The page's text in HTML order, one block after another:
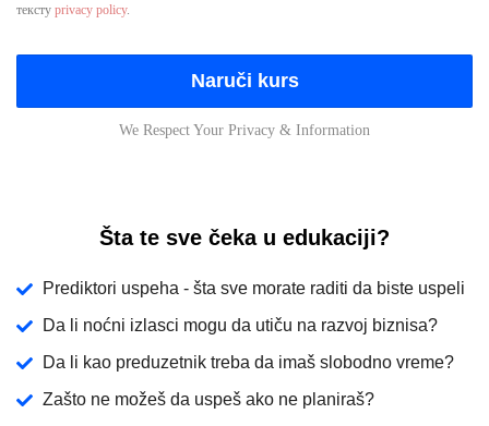
Šta te sve čeka u edukaciji?
Prediktori uspeha - šta sve morate raditi da biste uspeli
Da li noćni izlasci mogu da utiču na razvoj biznisa?
Da li kao preduzetnik treba da imaš slobodno vreme?
Zašto ne možeš da uspeš ako ne planiraš?
тексту privacy policy.
Naruči kurs
We Respect Your Privacy & Information
Username or email *